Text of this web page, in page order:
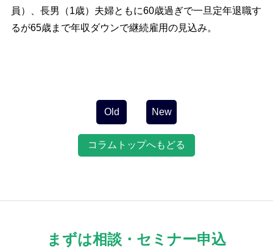
員）、長男（1歳）夫婦ともに60歳過ぎで一旦定年退職す
るが65歳まで年収ダウンで継続雇用の見込み。
Old New
コラムトップへもどる
まずは相談・セミナー申込